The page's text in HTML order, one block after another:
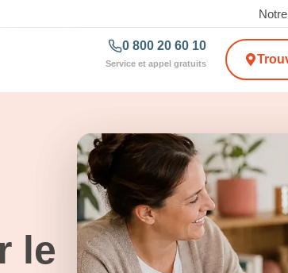
0 800 20 60 10
Service et appel gratuits
le